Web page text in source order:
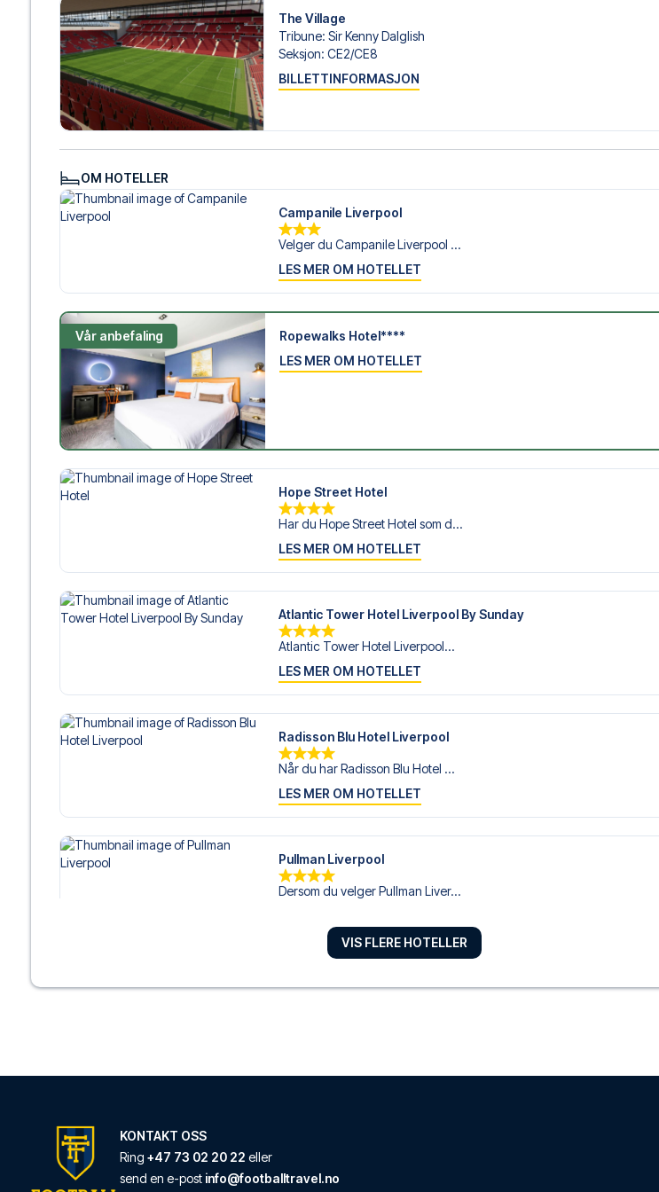
The Village
Tribune: Sir Kenny Dalglish
Seksjon: CE2/​CE8
BILLETTINFORMASJON
OM HOTELLER
Campanile Liverpool
Velger du Campanile Liverpool ...
LES MER OM HOTELLET
Vår anbefaling
Ropewalks Hotel****
LES MER OM HOTELLET
Hope Street Hotel
Har du Hope Street Hotel som d...
LES MER OM HOTELLET
Atlantic Tower Hotel Liverpool By Sunday
Atlantic Tower Hotel Liverpool...
LES MER OM HOTELLET
Radisson Blu Hotel Liverpool
Når du har Radisson Blu Hotel ...
LES MER OM HOTELLET
Pullman Liverpool
Dersom du velger Pullman Liver...
VIS FLERE HOTELLER
KONTAKT OSS
Ring +47 73 02 20 22 eller
send en e-post info@footballtravel.no